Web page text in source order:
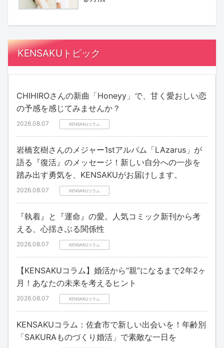
KENSAKUトピック
CHIHIROさんの新曲「Honeyy」で、甘く愛おしい恋
の予感を感じてみませんか？
2026.08.07 KENSAKUコラム
岩橋玄樹さんのメジャー1stアルバム「LAzarus」が
語る『復活』のメッセージ！新しい自分への一歩を
踏み出す勇気を、KENSAKUがお届けします。
2026.08.07 KENSAKUコラム
『執着』と『運命』の愛。人気コミック新刊から考
える、心揺さぶる関係性
2026.08.07 KENSAKUコラム
【KENSAKUコラム】婚活から“親”になるまで2年2ヶ
月！あなたの未来を考えるヒント
2026.08.07 KENSAKUコラム
KENSAKUコラム：佐倉市で新しい出会いを！年齢別
「SAKURAものづくり婚活」で素敵な一日を